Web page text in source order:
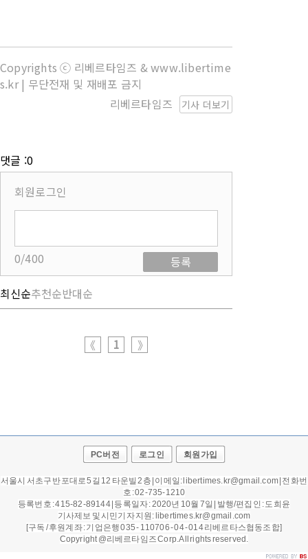
Copyrights ⓒ 리베르타임즈 & www.libertime
s.kr | 무단전재 및 재배포 금지
기사 더보기
리베르타임즈
댓글 :0
회원로그인
0/400
등록
최신순추천순반대순
《 1 》
PC버전 로그인 회원가입
서울시 서초구 반포대로 5길 12 타운빌 2층 | 이메일: libertimes.kr@gmail.com | 전화번
호 : 02-735-1210
등록번호 : 415-82-89144 | 등록일자 : 2020년 10월 7일 |
발행/편집인 : 도희윤
기사제보 및 시민기자 지원: libertimes.kr@gmail.com
[구독 / 후원계좌 : 기업은행 035 - 110706 - 04 - 014 리베르타스협동조합]
Copyright @리베르타임즈 Corp. All rights reserved.